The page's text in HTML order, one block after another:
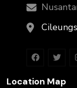
Location Map